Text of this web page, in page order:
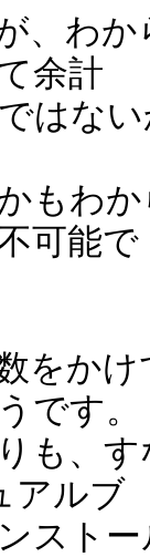
、わ
余計
はな
もわ
可能で
をか
です。
も、
アルブ
スト